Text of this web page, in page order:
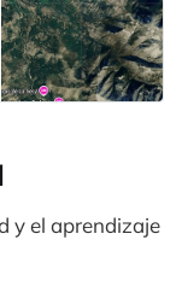
y el aprendizaje